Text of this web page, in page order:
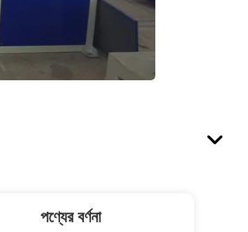
পণ্যের বর্ণনা